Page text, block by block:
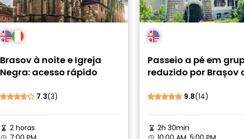
Brasov à noite e Igreja
Negra: acesso rápido
7.3(3)
2 horas
Passeio a pé em
reduzido por Brașov
9.8(14)
2h 30min